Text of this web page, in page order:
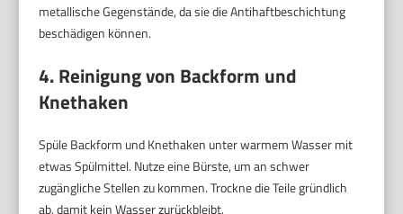
metallische Gegenstände, da sie die Antihaftbeschichtung
beschädigen können.
4. Reinigung von Backform und
Knethaken
Spüle Backform und Knethaken unter warmem Wasser mit
etwas Spülmittel. Nutze eine Bürste, um an schwer
zugängliche Stellen zu kommen. Trockne die Teile gründlich
ab, damit kein Wasser zurückbleibt.